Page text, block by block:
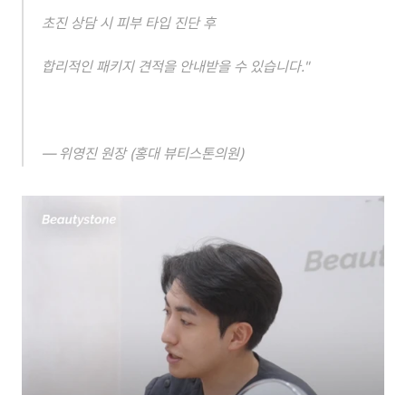
초진 상담 시 피부 타입 진단 후
합리적인 패키지 견적을 안내받을 수 있습니다."
— 위영진 원장 (홍대 뷰티스톤의원)